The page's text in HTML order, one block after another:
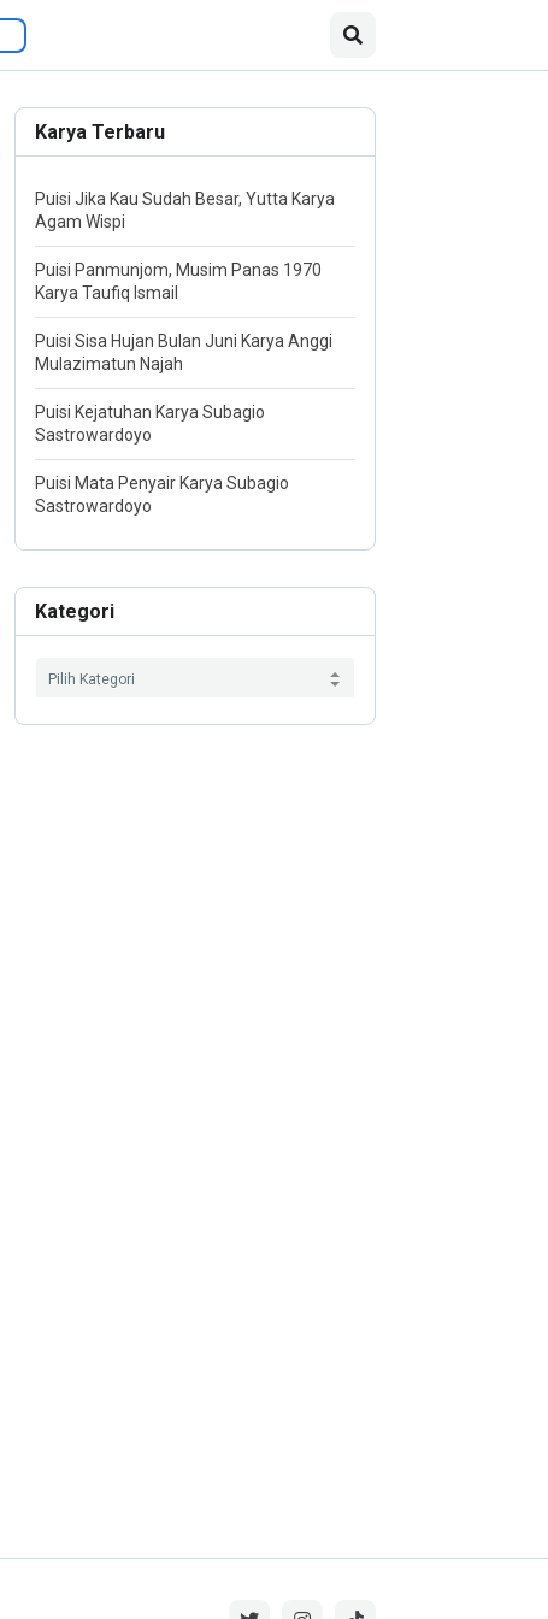
Karya Terbaru
Puisi Jika Kau Sudah Besar, Yutta Karya
Agam Wispi
Puisi Panmunjom, Musim Panas 1970
Karya Taufiq Ismail
Puisi Sisa Hujan Bulan Juni Karya Anggi
Mulazimatun Najah
Puisi Kejatuhan Karya Subagio
Sastrowardoyo
Puisi Mata Penyair Karya Subagio
Sastrowardoyo
Kategori